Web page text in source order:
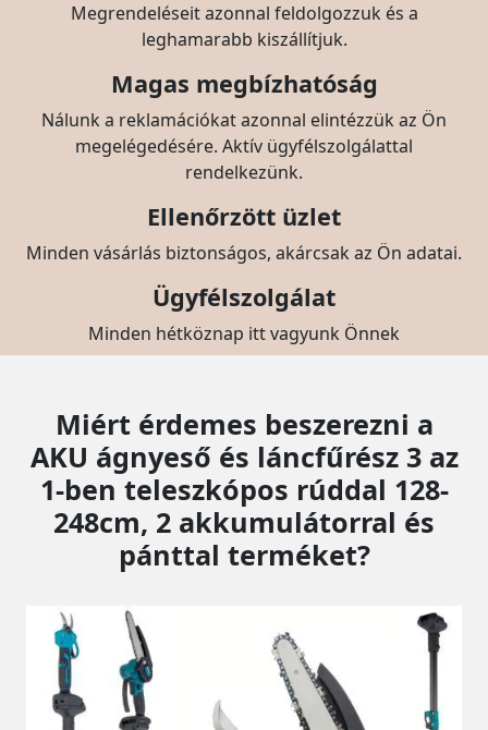
Megrendeléseit azonnal feldolgozzuk és a
leghamarabb kiszállítjuk.
Magas megbízhatóság
Nálunk a reklamációkat azonnal elintézzük az Ön
megelégedésére. Aktív ügyfélszolgálattal
rendelkezünk.
Ellenőrzött üzlet
Minden vásárlás biztonságos, akárcsak az Ön adatai.
Ügyfélszolgálat
Minden hétköznap itt vagyunk Önnek
Miért érdemes beszerezni a
AKU ágnyeső és láncfűrész 3 az
1-ben teleszkópos rúddal 128-
248cm, 2 akkumulátorral és
pánttal terméket?